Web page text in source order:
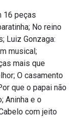
16 peças
No reino
Luiz Gonzaga:
musical;
mais que
O casamento
que o papai não
Aninha e o
com jeito